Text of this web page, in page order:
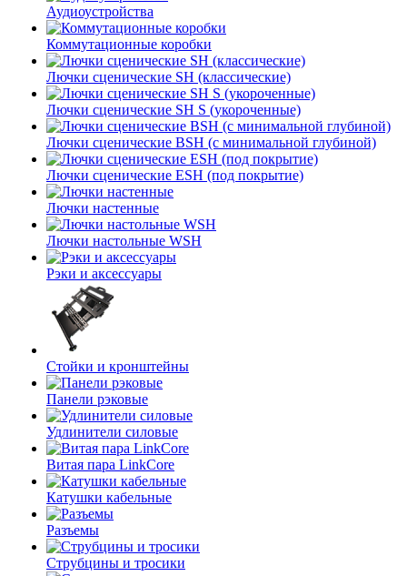
Аудиоустройства
Коммутационные коробки
Лючки сценические SH (классические)
Лючки сценические SH S (укороченные)
Лючки сценические BSH (с минимальной глубиной)
Лючки сценические ESH (под покрытие)
Лючки настенные
Лючки настольные WSH
Рэки и аксессуары
Стойки и кронштейны
Панели рэковые
Удлинители силовые
Витая пара LinkCore
Катушки кабельные
Разъемы
Струбцины и тросики